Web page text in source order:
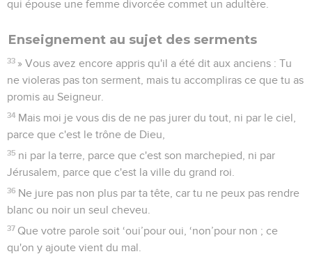
qui épouse une femme divorcée commet un adultère.
Enseignement au sujet des serments
33 » Vous avez encore appris qu'il a été dit aux anciens : Tu
ne violeras pas ton serment, mais tu accompliras ce que tu as
promis au Seigneur.
34 Mais moi je vous dis de ne pas jurer du tout, ni par le ciel,
parce que c'est le trône de Dieu,
35 ni par la terre, parce que c'est son marchepied, ni par
Jérusalem, parce que c'est la ville du grand roi.
36 Ne jure pas non plus par ta tête, car tu ne peux pas rendre
blanc ou noir un seul cheveu.
37 Que votre parole soit ‘oui’pour oui, ‘non’pour non ; ce
qu'on y ajoute vient du mal.